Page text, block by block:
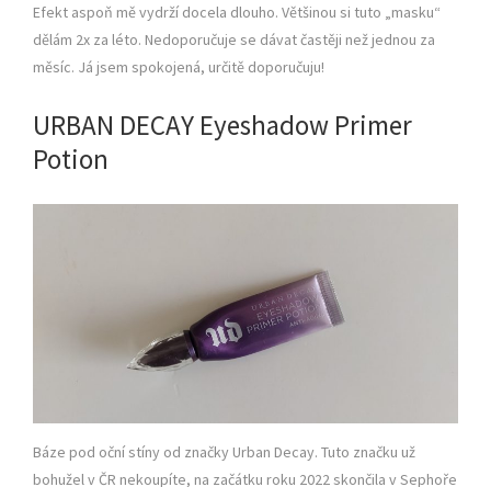
Efekt aspoň mě vydrží docela dlouho. Většinou si tuto „masku“
dělám 2x za léto. Nedoporučuje se dávat častěji než jednou za
měsíc. Já jsem spokojená, určitě doporučuju!
URBAN DECAY Eyeshadow Primer
Potion
Báze pod oční stíny od značky Urban Decay. Tuto značku už
bohužel v ČR nekoupíte, na začátku roku 2022 skončila v Sephoře